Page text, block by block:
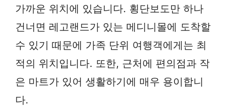
가까운 위치에 있습니다. 횡단보도만 하나
건너면 레고랜드가 있는 메디니몰에 도착할
수 있기 때문에 가족 단위 여행객에게는 최
적의 위치입니다. 또한, 근처에 편의점과 작
은 마트가 있어 생활하기에 매우 용이합니
다.